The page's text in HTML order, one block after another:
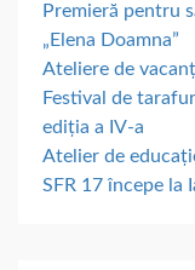
Premieră pentru
„Elena Doamna”
Ateliere de
Festival de
ediția a IV-a
Atelier de
SFR 17 începe la